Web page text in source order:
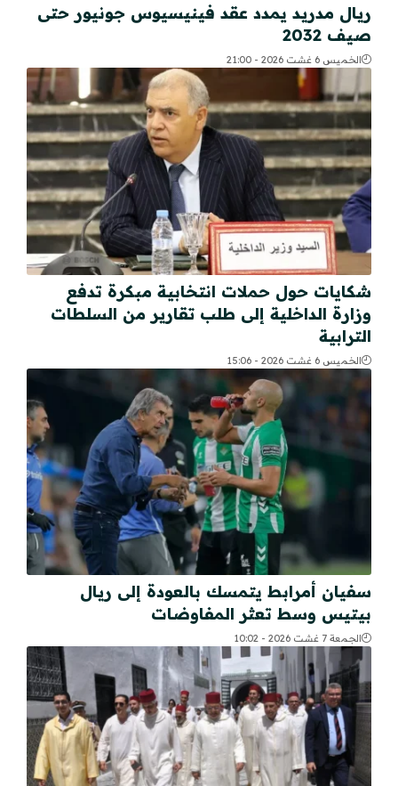
ريال مدريد يمدد عقد فينيسيوس جونيور حتى
صيف 2032
الخميس 6 غشت 2026 - 21:00
شكايات حول حملات انتخابية مبكرة تدفع
وزارة الداخلية إلى طلب تقارير من السلطات
الترابية
الخميس 6 غشت 2026 - 15:06
سفيان أمرابط يتمسك بالعودة إلى ريال
بيتيس وسط تعثر المفاوضات
الجمعة 7 غشت 2026 - 10:02